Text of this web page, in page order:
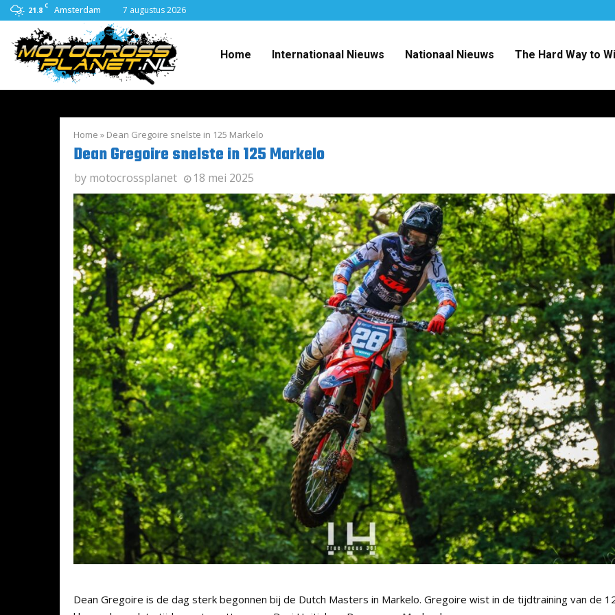
21.8 C Amsterdam 7 augustus 2026
Home Internationaal Nieuws Nationaal Nieuws The Hard Way to
Home » Dean Gregoire snelste in 125 Markelo
Dean Gregoire snelste in 125 Markelo
by motocrossplanet 18 mei 2025
Dean Gregoire is de dag sterk begonnen bij de Dutch Masters in Markelo. Gregoire wist in de tijdtraining van de